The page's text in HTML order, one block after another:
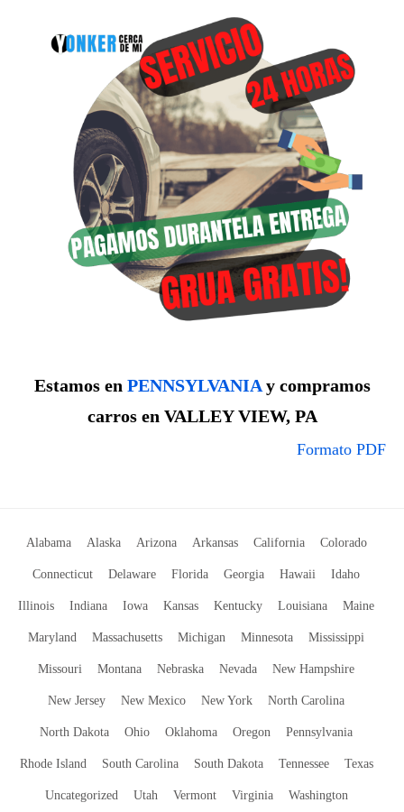
Estamos en PENNSYLVANIAy compramos
carros en VALLEY VIEW, PA
Formato PDF
Alabama Alaska Arizona Arkansas California Colorado
Connecticut Delaware Florida Georgia Hawaii Idaho
Illinois Indiana Iowa Kansas Kentucky Louisiana Maine
Maryland Massachusetts Michigan Minnesota Mississippi
Missouri Montana Nebraska Nevada New Hampshire
New Jersey New Mexico New York North Carolina
North Dakota Ohio Oklahoma Oregon Pennsylvania
Rhode Island South Carolina South Dakota Tennessee Texas
Uncategorized Utah Vermont Virginia Washington